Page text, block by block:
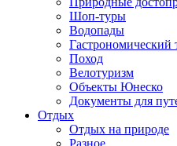
Шоп-туры
Водопады
Гастрономический
Поход
Велотуризм
Объекты Юнеско
Документы для
Отдых
Отдых на природе
Разное